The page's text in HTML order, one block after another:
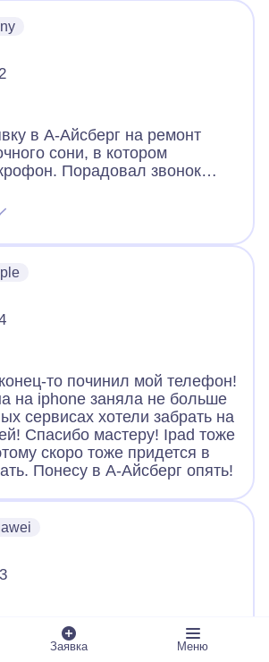
в А-Айсберг на ремонт
сони, в котором
Порадовал звонок
договорились, что он
того же дня. Так и
разобрал телефон, что-
то починил мой телефон!
на iphone заняла не больше
сервисах хотели забрать на
Спасибо мастеру! Ipad тоже
скоро тоже придется в
Понесу в А-Айсберг опять!
неисправным телефоном в А-
вежливо выслушал и
Заявка Меню